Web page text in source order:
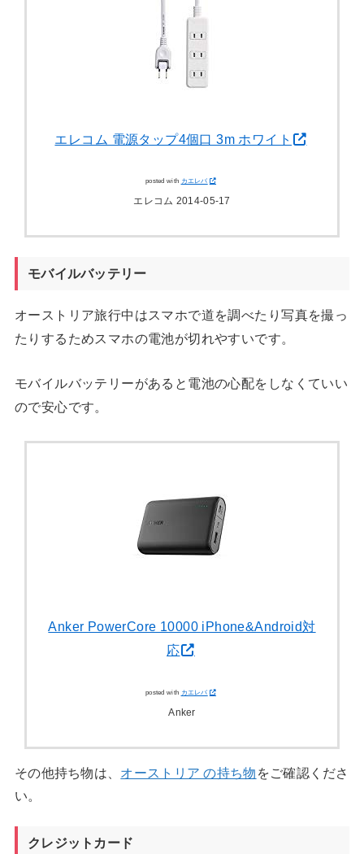
エレコム 電源タップ4個口 3m ホワイト
posted with カエレバ
エレコム 2014-05-17
モバイルバッテリー
オーストリア旅行中はスマホで道を調べたり写真を撮っ
たりするためスマホの電池が切れやすいです。
モバイルバッテリーがあると電池の心配をしなくていい
ので安心です。
Anker PowerCore 10000 iPhone&Android対
応
posted with カエレバ
Anker
その他持ち物は、 オーストリア の持ち物 をご確認くださ
い。
クレジットカード